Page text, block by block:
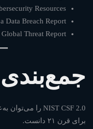
Resources
Data Breach Report
Threat Report
جمع‌بندی
NIST CSF 2.0 را می‌توان به‌عنوان
برای قرن ۲۱ دانست.